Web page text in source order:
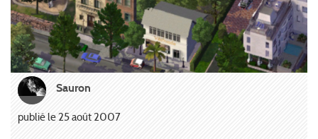
Sauron
publié le 25 août 2007